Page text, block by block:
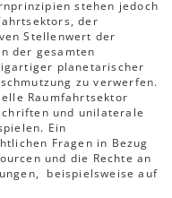
stehen jedoch
der
Stellenwert der
der gesamten
planetarischer
zu verwerfen.
Raumfahrtsektor
und unilaterale
Ein
Fragen in Bezug
und die Rechte an
beispielsweise auf